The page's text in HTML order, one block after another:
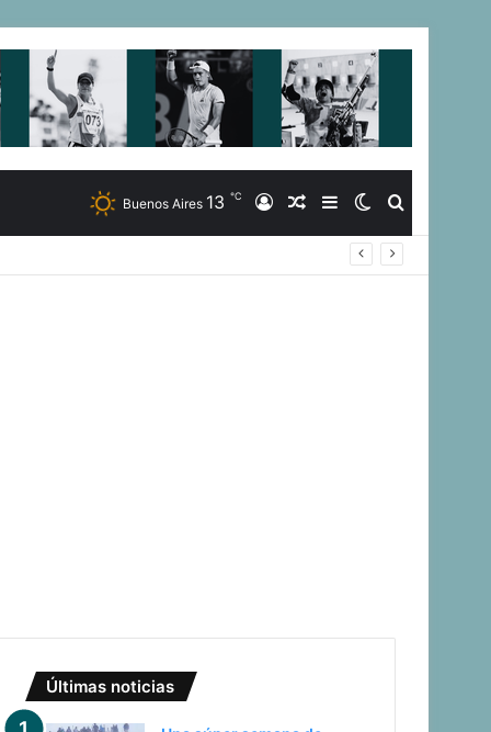
Buscar
Switch
skin
Barra
Lateral
Artículo
Aleatorio
Iniciar
Sesión
Buenos Aires 13 ℃
Últimas noticias